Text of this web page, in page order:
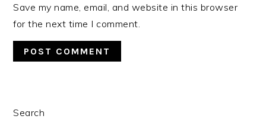
Save my name, email, and website in this browser
for the next time I comment.
PRIMARY
Search